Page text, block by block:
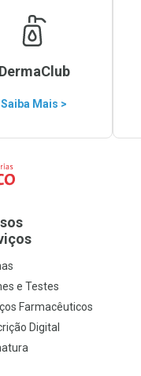
DermaClub
Saiba Mais >
e Testes
Farmacêuticos
Digital